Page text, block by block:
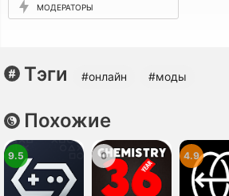
МОДЕРАТОРЫ
Тэги #онлайн #моды
Похожие
9.5 0 4.9